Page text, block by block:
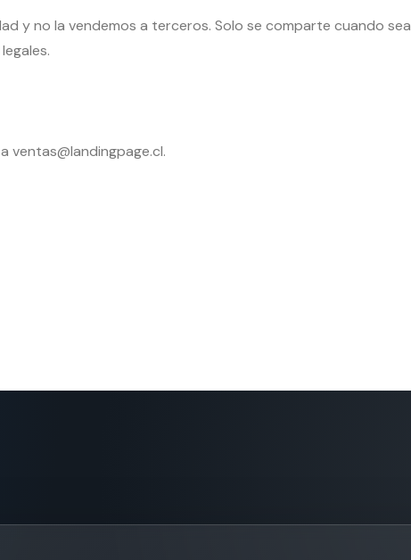
y no la vendemos a terceros. Solo se comparte cuando sea
ventas@landingpage.cl.